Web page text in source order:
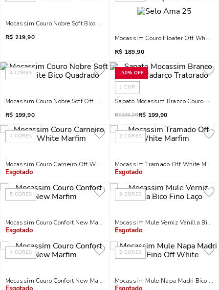
Mocassim Couro Nobre Soft Bico Quadrado Off White
R$ 219,90
Mocassim Couro Floater Off White
R$ 189,90
4 CORES
Mocassim Couro Nobre Soft Off White Bico Quadrado
R$ 199,90
-50% OFF
1 COR
Sapato Mocassim Branco Couro
R$399,90R$ 199,90
2 CORES
Mocassim Couro Carneiro Off White Marfim
Indisponível
2 CORES
Mocassim Tramado Off White
Indisponível
5 CORES
Mocassim Couro Confort New Marfim
Indisponível
3 CORES
Mocassim Mule Verniz Vanilla Bico
Indisponível
4 CORES
Mocassim Couro Confort New Marfim
2 CORES
Mocassim Mule Napa Madri Bico